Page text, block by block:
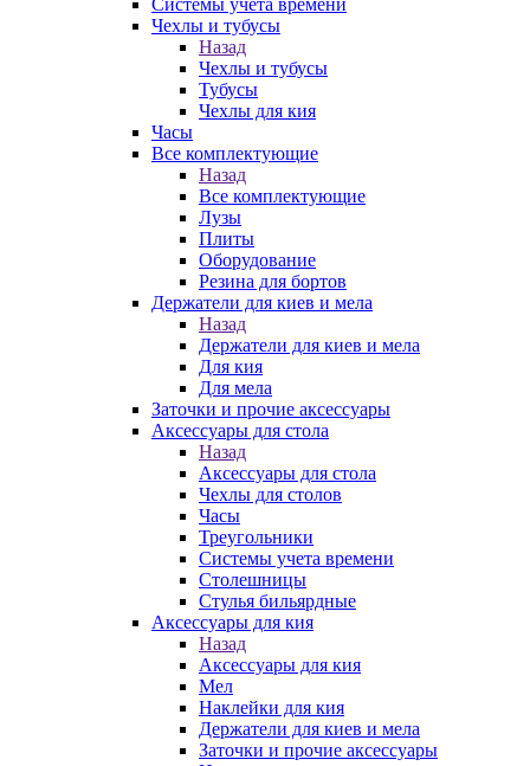
Системы учета времени
Чехлы и тубусы
Назад
Чехлы и тубусы
Тубусы
Чехлы для кия
Часы
Все комплектующие
Назад
Все комплектующие
Лузы
Плиты
Оборудование
Резина для бортов
Держатели для киев и мела
Назад
Держатели для киев и мела
Для кия
Для мела
Заточки и прочие аксессуары
Аксессуары для стола
Назад
Аксессуары для стола
Чехлы для столов
Часы
Треугольники
Системы учета времени
Столешницы
Стулья бильярдные
Аксессуары для кия
Назад
Аксессуары для кия
Мел
Наклейки для кия
Держатели для киев и мела
Заточки и прочие аксессуары